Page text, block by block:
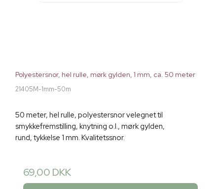
Polyestersnor, hel rulle, mørk gylden, 1 mm, ca. 50 meter
21405M-1mm-50m
50 meter, hel rulle, polyestersnor velegnet til
smykkefremstilling, knytning o.l., mørk gylden,
rund, tykkelse 1 mm. Kvalitetssnor.
69,00 DKK